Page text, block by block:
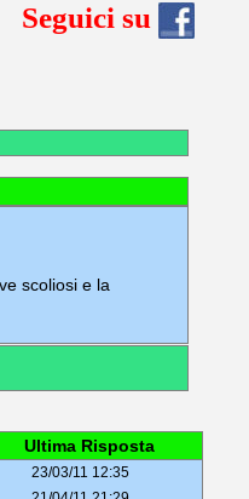
Seguici su
scoliosi e la
Ultima Risposta
23/03/11 12:35